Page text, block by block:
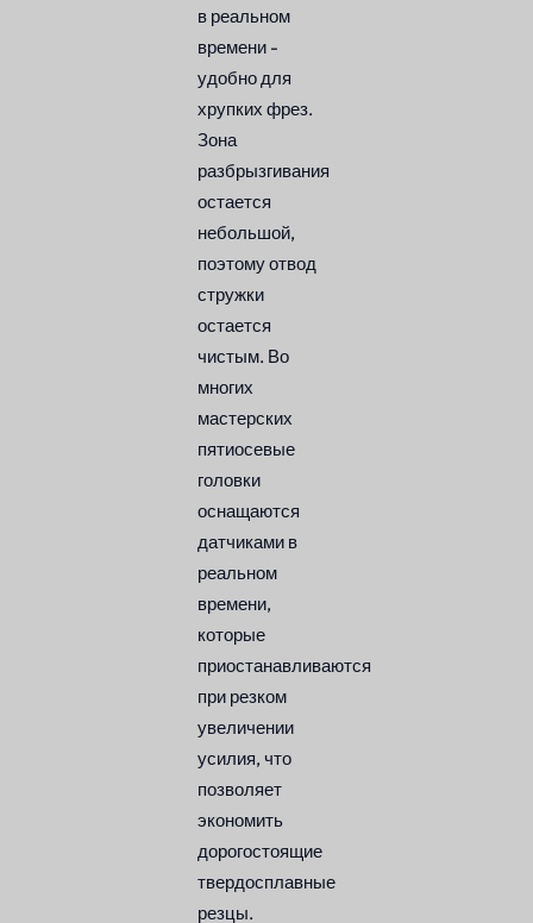
в реальном
времени -
удобно для
хрупких фрез.
Зона
разбрызгивания
остается
небольшой,
поэтому отвод
стружки
остается
чистым. Во
многих
мастерских
пятиосевые
головки
оснащаются
датчиками в
реальном
времени,
которые
приостанавливаются
при резком
увеличении
усилия, что
позволяет
экономить
дорогостоящие
твердосплавные
резцы.